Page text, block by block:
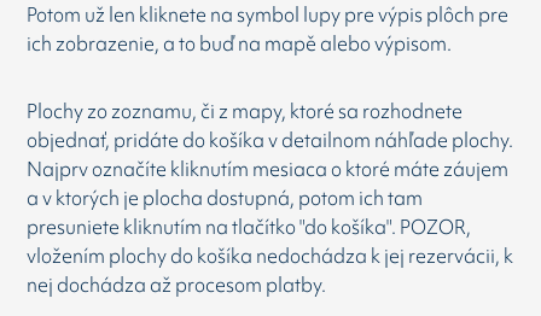
Potom už len kliknete na symbol lupy pre výpis plôch pre
ich zobrazenie, a to buď na mapě alebo výpisom.
Plochy zo zoznamu, či z mapy, ktoré sa rozhodnete
objednať, pridáte do košíka v detailnom náhľade plochy.
Najprv označíte kliknutím mesiaca o ktoré máte záujem
a v ktorých je plocha dostupná, potom ich tam
presuniete kliknutím na tlačítko "do košíka". POZOR,
vložením plochy do košíka nedochádza k jej rezervácii, k
nej dochádza až procesom platby.